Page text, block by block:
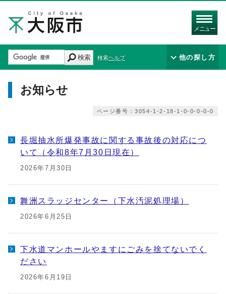
メニュー
検索 検索ヘルプ 他の探し方
お知らせ
ページ番号：3054-1-2-18-1-0-0-0-0-0
長堀抽水所爆発事故に関する事故後の対応につ
いて（令和8年7月30日現在）
2026年7月30日
舞洲スラッジセンター（下水汚泥処理場）
2026年6月25日
下水道マンホールやますにごみを捨てないでく
ださい
2026年6月19日